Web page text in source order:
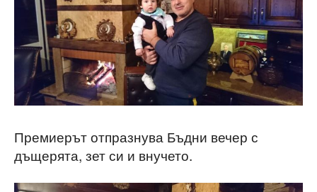
Премиерът отпразнува Бъдни вечер с
дъщерята, зет си и внучето.